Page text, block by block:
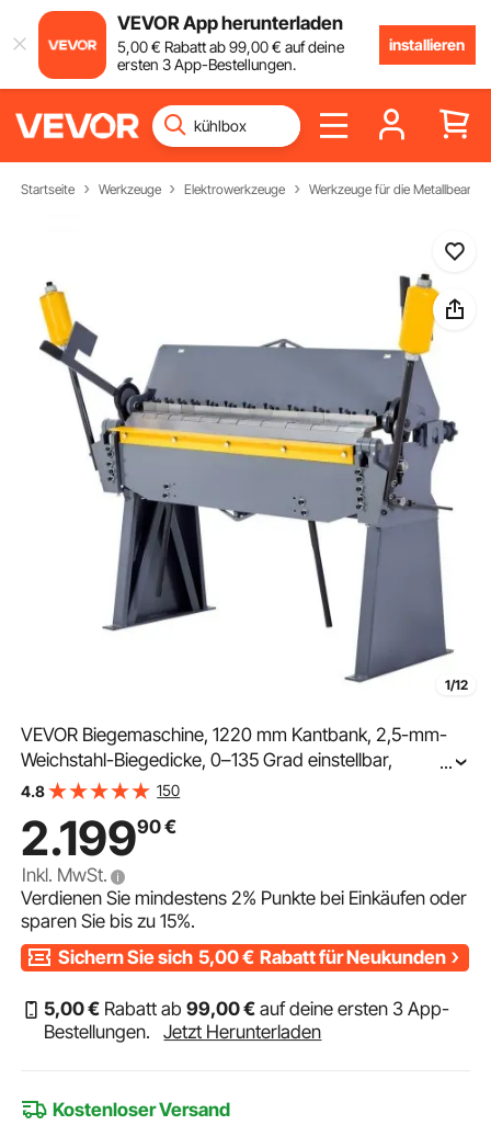
VEVOR App herunterladen
5,00€ Rabatt ab99,00€ auf deine
ersten 3 App-Bestellungen.
installieren
Startseite Werkzeuge Elektrowerkzeuge Werkzeuge für die
1/12
VEVOR Biegemaschine, 1220 mm Kantbank, 2,5-mm-
Weichstahl-Biegedicke, 0–135 Grad einstellbar,
Blechbieger, Schwenkbiegemaschine mit 8 Fingern,
...
4.8 150
2.19990€
Inkl. MwSt.
Verdienen Sie mindestens2% Punkte bei Einkäufen oder
sparen Sie bis zu15%.
Sichern Sie sich 5,00€ Rabatt für Neukunden
5,00€ Rabatt ab99,00€ auf deine ersten 3 App-
Bestellungen.
Jetzt Herunterladen
Kostenloser Versand